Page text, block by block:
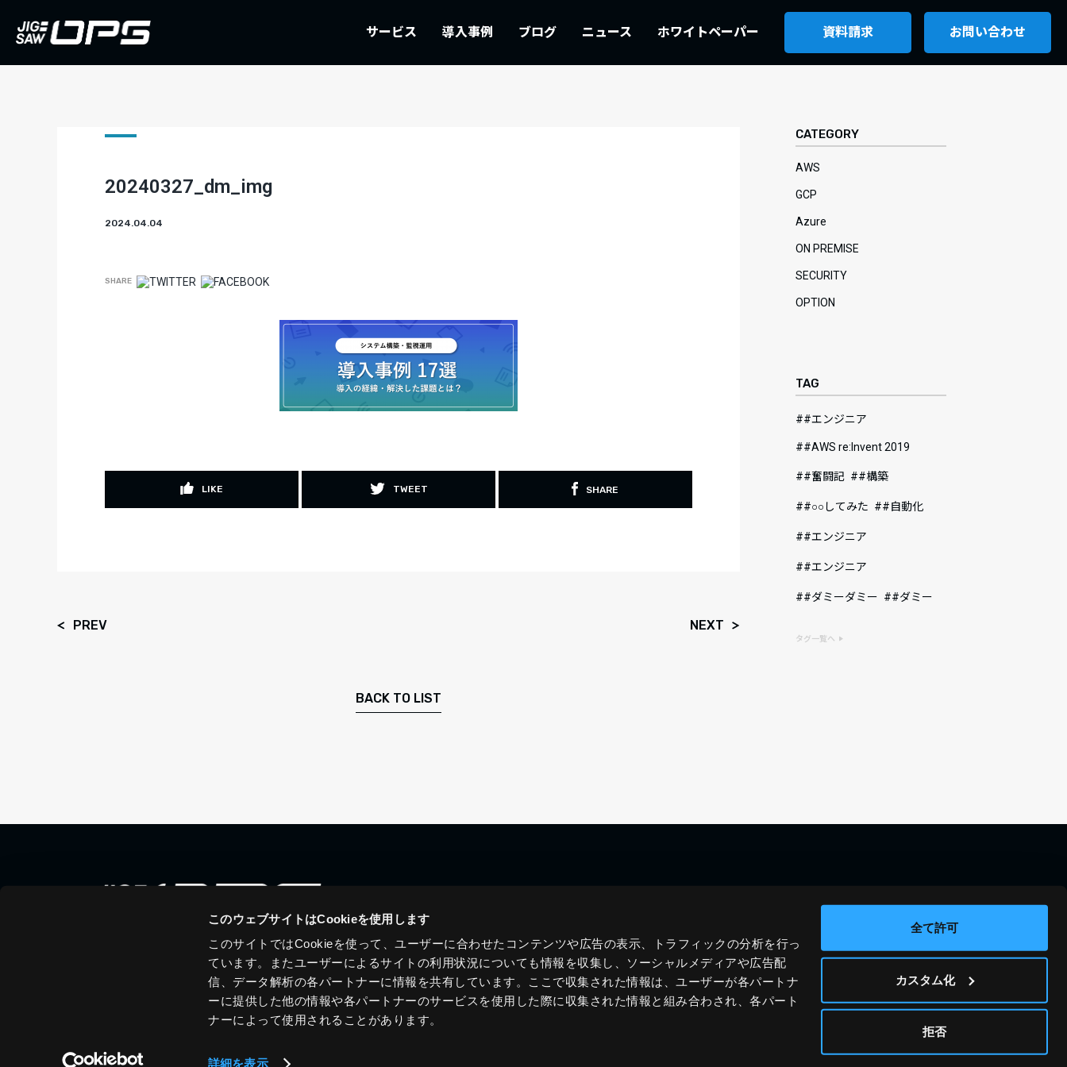
このウェブサイトはCookieを使用します
このサイトではCookieを使って、ユーザーに合わせたコンテンツや広告の表示、トラフィックの分析を行っ
ています。またユーザーによるサイトの利用状況についても情報を収集し、ソーシャルメディアや広告配
信、データ解析の各パートナーに情報を共有しています。ここで収集された情報は、ユーザーが各パートナ
ーに提供した他の情報や各パートナーのサービスを使用した際に収集された情報と組み合わされ、各パート
ナーによって使用されることがあります。
詳細を表示
全て許可
カスタム化
拒否
サービス 導入事例 ブログ ニュース ホワイトペーパー 資料請求 お問い合わせ
20240327_dm_img
2024.04.04
SHARE
LIKE TWEET SHARE
PREV NEXT
BACK TO LIST
CATEGORY
AWS
GCP
Azure
ON PREMISE
SECURITY
OPTION
TAG
#エンジニア
#AWS re:Invent 2019
#奮闘記 #構築
#○○してみた #自動化
#エンジニア
#エンジニア
#ダミーダミー #ダミー
タグ一覧へ
ブログ
ニュース
ホワイトペーパー
問い合わせ
運営会社
プライバシーポリシー
サイトポリシー
© JIG-SAW INC.